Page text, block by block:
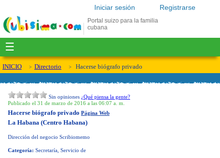
Registrarse
Iniciar sesión
Portal suizo para la familia
cubana
☰
INICIO Directorio Hacerse biógrafo privado
Sin opiniones ¿Qué piensa la gente?
Publicado el 31 de marzo de 2016 a las 06:07 a. m.
Hacerse biógrafo privado Página Web
La Habana (Centro Habana)
Dirección del negocio Scribiomemo
Categoría: Secretaría, Servicio de